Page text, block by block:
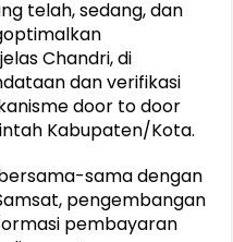
telah, sedang, dan
Chandri, di
dan verifikasi
door to door
Kabupaten/Kota.
sama dengan
pengembangan
pembayaran